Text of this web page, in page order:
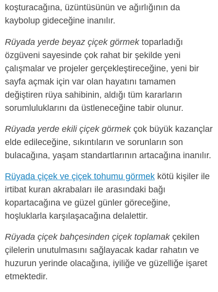
koşturacağına, üzüntüsünün ve ağırlığının da
kaybolup gideceğine inanılır.
Rüyada yerde beyaz çiçek görmektoparladığı
özgüveni sayesinde çok rahat bir şekilde yeni
çalışmalar ve projeler gerçekleştireceğine, yeni bir
sayfa açmak için var olan hayatını tamamen
değiştiren rüya sahibinin, aldığı tüm kararların
sorumluluklarını da üstleneceğine tabir olunur.
Rüyada yerde ekili çiçek görmekçok büyük kazançlar
elde edileceğine, sıkıntıların ve sorunların son
bulacağına, yaşam standartlarının artacağına inanılır.
Rüyada çiçek ve çiçek tohumu görmek kötü kişiler ile
irtibat kuran akrabaları ile arasındaki bağı
kopartacağına ve güzel günler göreceğine,
hoşluklarla karşılaşacağına delalettir.
Rüyada çiçek bahçesinden çiçek toplamakçekilen
çilelerin unutulmasını sağlayacak kadar rahatın ve
huzurun yerinde olacağına, iyiliğe ve güzelliğe işaret
etmektedir.